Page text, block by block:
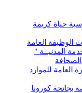
حياة كريمة
الوظيفة العامة
العامة للموارد
بجائحة كورونا